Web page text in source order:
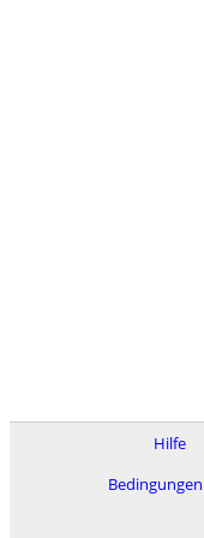
Hilfe
Bedingungen